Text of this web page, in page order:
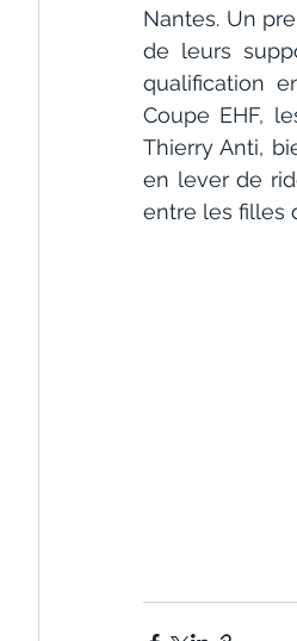
Nantes. Un
de leurs
qualification
Coupe EHF,
Thierry Anti,
en lever de
entre les filles